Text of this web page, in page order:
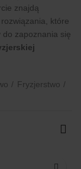
znajdą
które
do zapoznania się
Fryzjerstwo